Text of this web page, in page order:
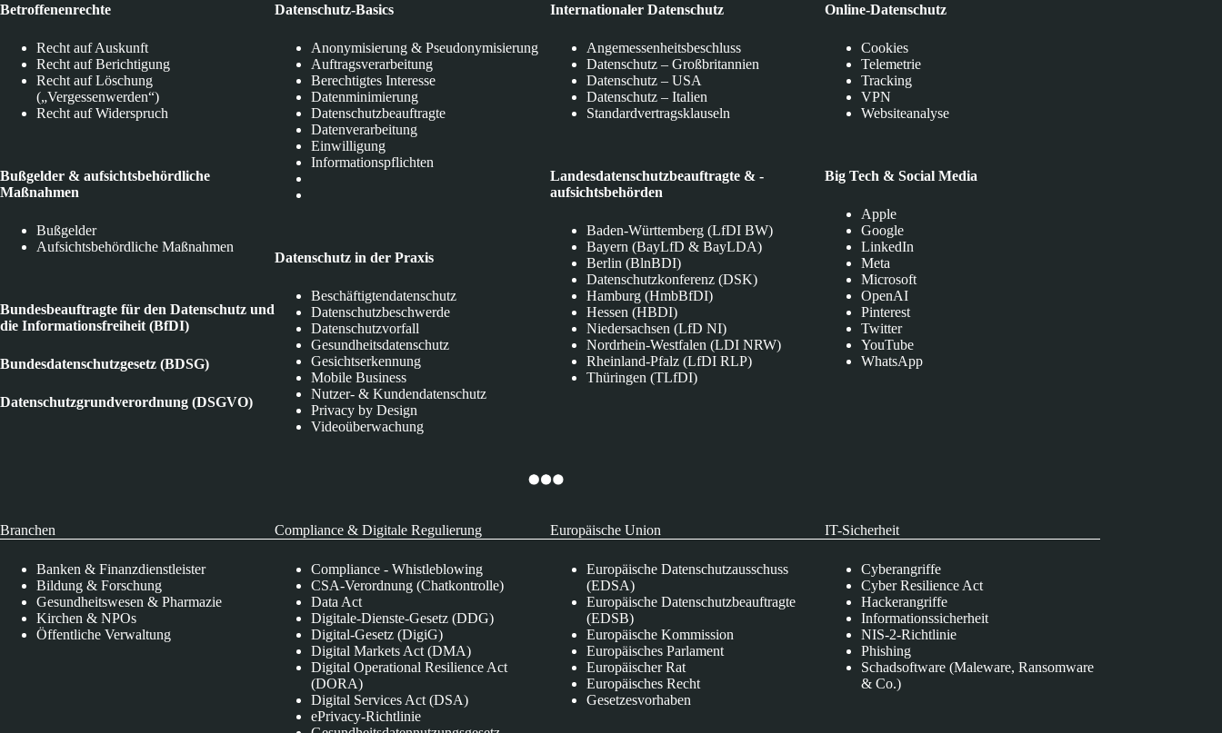
Betroffenenrechte
Recht auf Auskunft
Recht auf Berichtigung
Recht auf Löschung
(„Vergessenwerden“)
Recht auf Widerspruch
Bußgelder & aufsichtsbehördliche
Maßnahmen
Bußgelder
Aufsichtsbehördliche Maßnahmen
Bundesbeauftragte für den Datenschutz und
die Informationsfreiheit (BfDI)
Bundesdatenschutzgesetz (BDSG)
Datenschutzgrundverordnung (DSGVO)
Datenschutz-Basics
Anonymisierung & Pseudonymisierung
Auftragsverarbeitung
Berechtigtes Interesse
Datenminimierung
Datenschutzbeauftragte
Datenverarbeitung
Einwilligung
Informationspflichten
Datenschutz in der Praxis
Beschäftigtendatenschutz
Datenschutzbeschwerde
Datenschutzvorfall
Gesundheitsdatenschutz
Gesichtserkennung
Mobile Business
Nutzer- & Kundendatenschutz
Privacy by Design
Videoüberwachung
Internationaler Datenschutz
Angemessenheitsbeschluss
Datenschutz – Großbritannien
Datenschutz – USA
Datenschutz – Italien
Standardvertragsklauseln
Landesdatenschutzbeauftragte & -
aufsichtsbehörden
Baden-Württemberg (LfDI BW)
Bayern (BayLfD & BayLDA)
Berlin (BlnBDI)
Datenschutzkonferenz (DSK)
Hamburg (HmbBfDI)
Hessen (HBDI)
Niedersachsen (LfD NI)
Nordrhein-Westfalen (LDI NRW)
Rheinland-Pfalz (LfDI RLP)
Thüringen (TLfDI)
Online-Datenschutz
Cookies
Telemetrie
Tracking
VPN
Websiteanalyse
Big Tech & Social Media
Apple
Google
LinkedIn
Meta
Microsoft
OpenAI
Pinterest
Twitter
YouTube
WhatsApp
Branchen
Banken & Finanzdienstleister
Bildung & Forschung
Gesundheitswesen & Pharmazie
Kirchen & NPOs
Öffentliche Verwaltung
Compliance & Digitale Regulierung
Compliance - Whistleblowing
CSA-Verordnung (Chatkontrolle)
Data Act
Digitale-Dienste-Gesetz (DDG)
Digital-Gesetz (DigiG)
Digital Markets Act (DMA)
Digital Operational Resilience Act
(DORA)
Digital Services Act (DSA)
ePrivacy-Richtlinie
Europäische Union
Europäische Datenschutzausschuss
(EDSA)
Europäische Datenschutzbeauftragte
(EDSB)
Europäische Kommission
Europäisches Parlament
Europäischer Rat
Europäisches Recht
Gesetzesvorhaben
IT-Sicherheit
Cyberangriffe
Cyber Resilience Act
Hackerangriffe
Informationssicherheit
NIS-2-Richtlinie
Phishing
Schadsoftware (Maleware, Ransomware
& Co.)